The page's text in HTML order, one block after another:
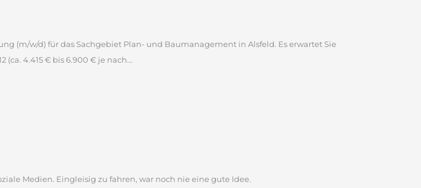
(m/w/d) für das Sachgebiet Plan- und Baumanagement in Alsfeld. Es erwartet Sie
4.415 € bis 6.900 € je nach...
Medien. Eingleisig zu fahren, war noch nie eine gute Idee.